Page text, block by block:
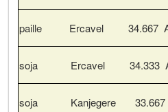
paille Ercavel 34.667
soja Ercavel 34.333
soja Kanjegere 33.667